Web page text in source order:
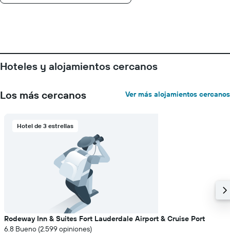
Hoteles y alojamientos cercanos
Los más cercanos Ver más alojamientos cercanos
Hotel de 3 estrellas
Rodeway Inn & Suites Fort Lauderdale Airport & Cruise Port
6.8 Bueno (2.599 opiniones)